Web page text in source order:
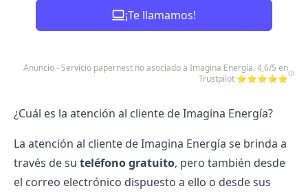
¡Te llamamos!
Anuncio - Servicio papernest no asociado a Imagina Energía. 4,6/5 en
Trustpilot ⭐⭐⭐⭐⭐
¿Cuál es la atención al cliente de Imagina Energía?
La atención al cliente de Imagina Energía se brinda a
través de su teléfono gratuito, pero también desde
el correo electrónico dispuesto a ello o desde sus